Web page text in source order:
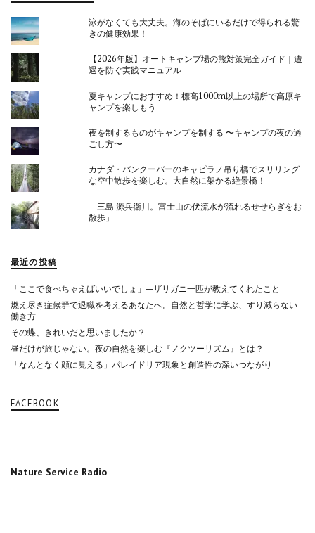
泳がなくても大丈夫。海のそばにいるだけで得られる驚
きの健康効果！
【2026年版】オートキャンプ場の熊対策完全ガイド｜遭
遇を防ぐ実践マニュアル
夏キャンプにおすすめ！標高1000m以上の場所で高原キ
ャンプを楽しもう
夜を制するものがキャンプを制する 〜キャンプの夜の過
ごし方〜
カナダ・バンクーバーのキャピラノ吊り橋でスリリング
な空中散歩を楽しむ。大自然に架かる絶景橋！
「三島 源兵衛川。富士山の伏流水が流れるせせらぎをお
散歩」
最近の投稿
「ここで食べちゃえばいいでしょ」—ザリガニ一匹が教えてくれたこと
燃え尽き症候群で退職を考えるあなたへ。自然と哲学に学ぶ、すり減らない
働き方
その蝶、きれいだと思いましたか？
昼だけが旅じゃない。夜の自然を楽しむ『ノクツーリズム』とは？
「なんとなく顔に見える」パレイドリア現象と創造性の深いつながり
FACEBOOK
Nature Service Radio